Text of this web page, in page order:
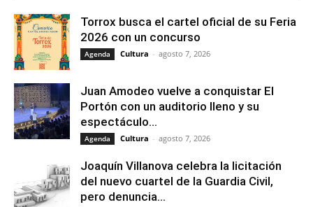
Torrox busca el cartel oficial de su Feria
2026 con un concurso
Agenda Cultura - agosto 7, 2026
Juan Amodeo vuelve a conquistar El
Portón con un auditorio lleno y su
espectáculo...
Agenda Cultura - agosto 7, 2026
Joaquín Villanova celebra la licitación
del nuevo cuartel de la Guardia Civil,
pero denuncia...